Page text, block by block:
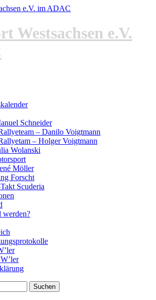
Westsachsen e.V.
Schneider
– Danilo Voigtmann
– Holger Voigtmann
Wolanski
Möller
Forscht
Scuderia